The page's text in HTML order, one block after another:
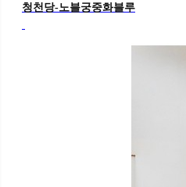
청천당-노블궁중화블루